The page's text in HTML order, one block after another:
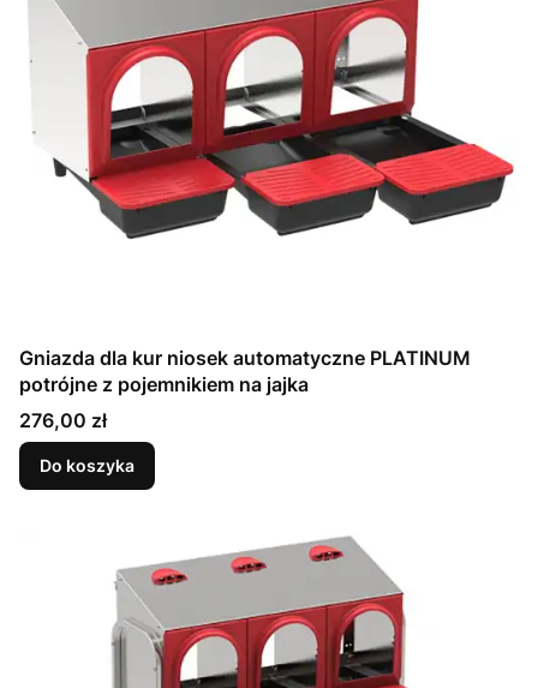
Gniazda dla kur niosek automatyczne PLATINUM
potrójne z pojemnikiem na jajka
Cena
276,00 zł
Do koszyka